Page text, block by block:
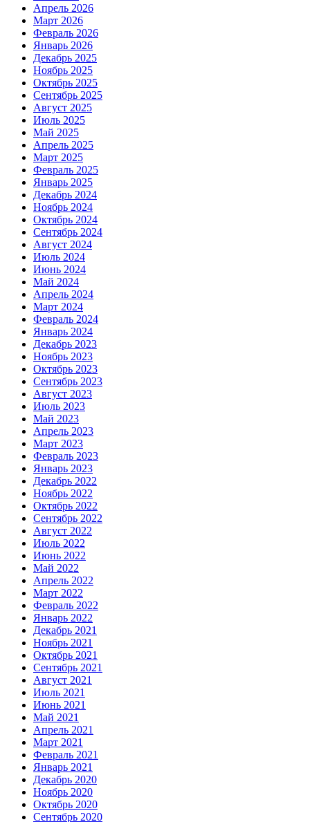
Апрель 2026
Март 2026
Февраль 2026
Январь 2026
Декабрь 2025
Ноябрь 2025
Октябрь 2025
Сентябрь 2025
Август 2025
Июль 2025
Май 2025
Апрель 2025
Март 2025
Февраль 2025
Январь 2025
Декабрь 2024
Ноябрь 2024
Октябрь 2024
Сентябрь 2024
Август 2024
Июль 2024
Июнь 2024
Май 2024
Апрель 2024
Март 2024
Февраль 2024
Январь 2024
Декабрь 2023
Ноябрь 2023
Октябрь 2023
Сентябрь 2023
Август 2023
Июль 2023
Май 2023
Апрель 2023
Март 2023
Февраль 2023
Январь 2023
Декабрь 2022
Ноябрь 2022
Октябрь 2022
Сентябрь 2022
Август 2022
Июль 2022
Июнь 2022
Май 2022
Апрель 2022
Март 2022
Февраль 2022
Январь 2022
Декабрь 2021
Ноябрь 2021
Октябрь 2021
Сентябрь 2021
Август 2021
Июль 2021
Июнь 2021
Май 2021
Апрель 2021
Март 2021
Февраль 2021
Январь 2021
Декабрь 2020
Ноябрь 2020
Октябрь 2020
Сентябрь 2020